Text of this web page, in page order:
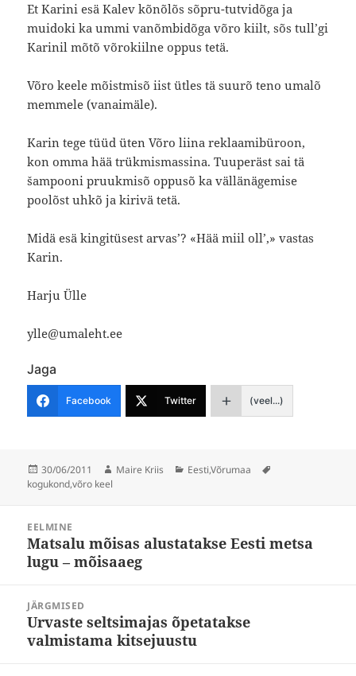
Et Karini esä Kalev kõnõlõs sõpru-tutvidõga ja
muidoki ka ummi vanõmbidõga võro kiilt, sõs tull’gi
Karinil mõtõ võrokiilne oppus tetä.
Võro keele mõistmisõ iist ütles tä suurõ teno umalõ
memmele (vanaimäle).
Karin tege tüüd üten Võro liina reklaamibüroon,
kon omma hää trükmismassina. Tuuperäst sai tä
šampooni pruukmisõ oppusõ ka vällänägemise
poolõst uhkõ ja kirivä tetä.
Midä esä kingitüsest arvas’? «Hää miil oll’,» vastas
Karin.
Harju Ülle
ylle@umaleht.ee
Jaga
Facebook Twitter (veel...)
Postitatud
30/06/2011 Autor
Maire Kriis Rubriigid
Eesti,Võrumaa
kogukond,võro keel
EELMINE
Eelmine
postitus:
Matsalu mõisas alustatakse Eesti metsa
lugu – mõisaaeg
JÄRGMISED
Järgmine
postitus:
Urvaste seltsimajas õpetatakse
valmistama kitsejuustu